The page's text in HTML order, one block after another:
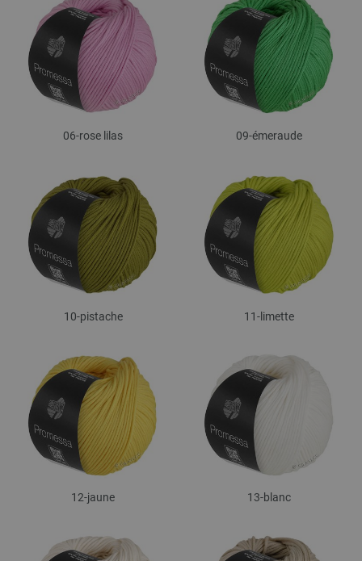
06-rose lilas 09-émeraude
10-pistache 11-limette
12-jaune 13-blanc